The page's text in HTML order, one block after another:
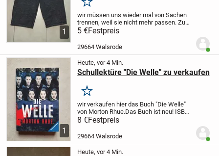
1
Merken
wir müssen uns wieder mal von Sachen
trennen, weil sie nicht mehr passen. Zum
Verkauf steht hier eine
in der Größe 182.
sehr guten Zustand und bereit für...
5 €Festpreis
29664 Walsrode
1
Heute, vor 4 Min.
Schullektüre "Die Welle" zu verkaufen
Merken
wir verkaufen hier das Buch"Die Welle"
von Morton Rhue.Das Buch ist neu! ISBN:
978-3-473-58008-8
beschriebenen Seiten. Das Buch ist
neu!Nur Abholung in Walsrode! Kein...
8 €Festpreis
29664 Walsrode
Heute, vor 4 Min.